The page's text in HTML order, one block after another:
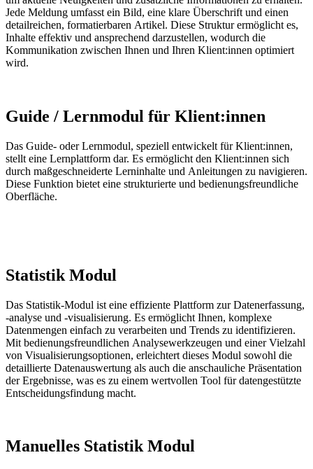
Jede Meldung umfasst ein Bild, eine klare Überschrift und einen
detailreichen, formatierbaren Artikel. Diese Struktur ermöglicht es,
Inhalte effektiv und ansprechend darzustellen, wodurch die
Kommunikation zwischen Ihnen und Ihren Klient:innen optimiert
wird.
Guide / Lernmodul für Klient:innen
Das Guide- oder Lernmodul, speziell entwickelt fürKlient:innen,
stellt eine Lernplattform dar. Es ermöglicht den Klient:innen sich
durch maßgeschneiderte Lerninhalte und Anleitungen zu navigieren.
Diese Funktion bietet eine strukturierte und bedienungsfreundliche
Oberfläche.
Statistik Modul
Das Statistik-Modul ist eine effiziente Plattform zur Datenerfassung,
-analyse und -visualisierung. Es ermöglicht Ihnen, komplexe
Datenmengen einfach zu verarbeiten und Trends zu identifizieren.
Mit bedienungsfreundlichen Analysewerkzeugen und einer Vielzahl
von Visualisierungsoptionen, erleichtert dieses Modul sowohl die
detaillierte Datenauswertung als auch die anschauliche Präsentation
der Ergebnisse, was es zu einem wertvollen Tool für datengestützte
Entscheidungsfindung macht.
Manuelles Statistik Modul